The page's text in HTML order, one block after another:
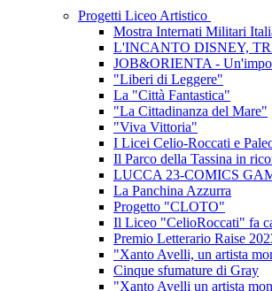
Progetti Liceo Artistico
Mostra Internati Militari
L'INCANTO DISNEY,
JOB&ORIENTA -
"Liberi di Leggere"
La "Città Fantastica"
"La Cittadinanza del Mare"
"Viva Vittoria"
I Licei Celio-Roccati e
Il Parco della Tassina in
LUCCA 23-COMICS
La Panchina Azzurra
Progetto "CLOTO"
Il Liceo "CelioRoccati" fa
Premio Letterario Raise
"Xanto Avelli, un artista
Cinque sfumature di Gray
"Xanto Avelli un artista